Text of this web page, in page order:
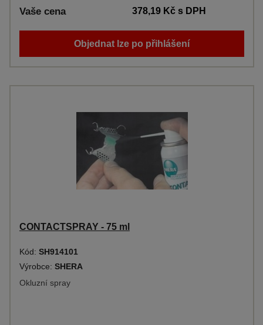
Vaše cena 378,19 Kčs DPH
Objednat lze po přihlášení
CONTACTSPRAY - 75 ml
Kód: SH914101
Výrobce: SHERA
Okluzní spray